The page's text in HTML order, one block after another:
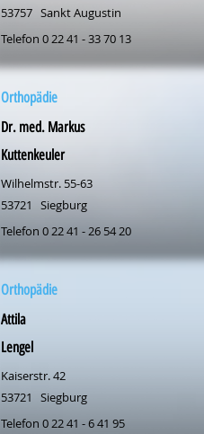
53757 Sankt Augustin
Telefon 0 22 41 - 33 70 13
Orthopädie
Dr. med. Markus
Kuttenkeuler
Wilhelmstr. 55-63
53721
Siegburg
Telefon 0 22 41 - 26 54 20
Orthopädie
Attila
Lengel
Kaiserstr. 42
53721
Siegburg
Telefon 0 22 41 - 6 41 95